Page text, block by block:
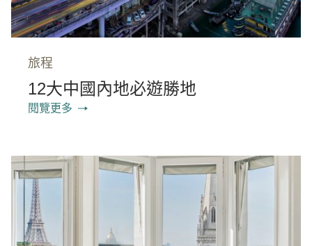
旅程
12大中國內地必遊勝地
閱覽更多